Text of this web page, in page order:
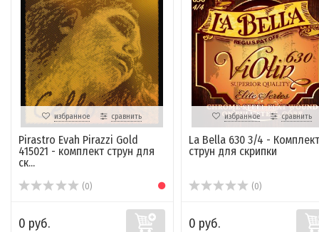
избранное сравнить
Pirastro Evah Pirazzi Gold
415021 - комплект струн для
ск...
(0)
0 руб.
избранное сравнить
La Bella 630 3/4 - Комплект
струн для скрипки
(0)
0 руб.